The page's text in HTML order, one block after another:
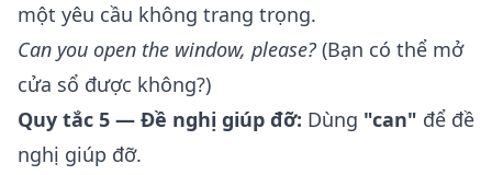
một yêu cầu không trang trọng.
Can you open the window, please? (Bạn có thể mở
cửa sổ được không?)
Quy tắc 5 — Đề nghị giúp đỡ: Dùng "can" để đề
nghị giúp đỡ.